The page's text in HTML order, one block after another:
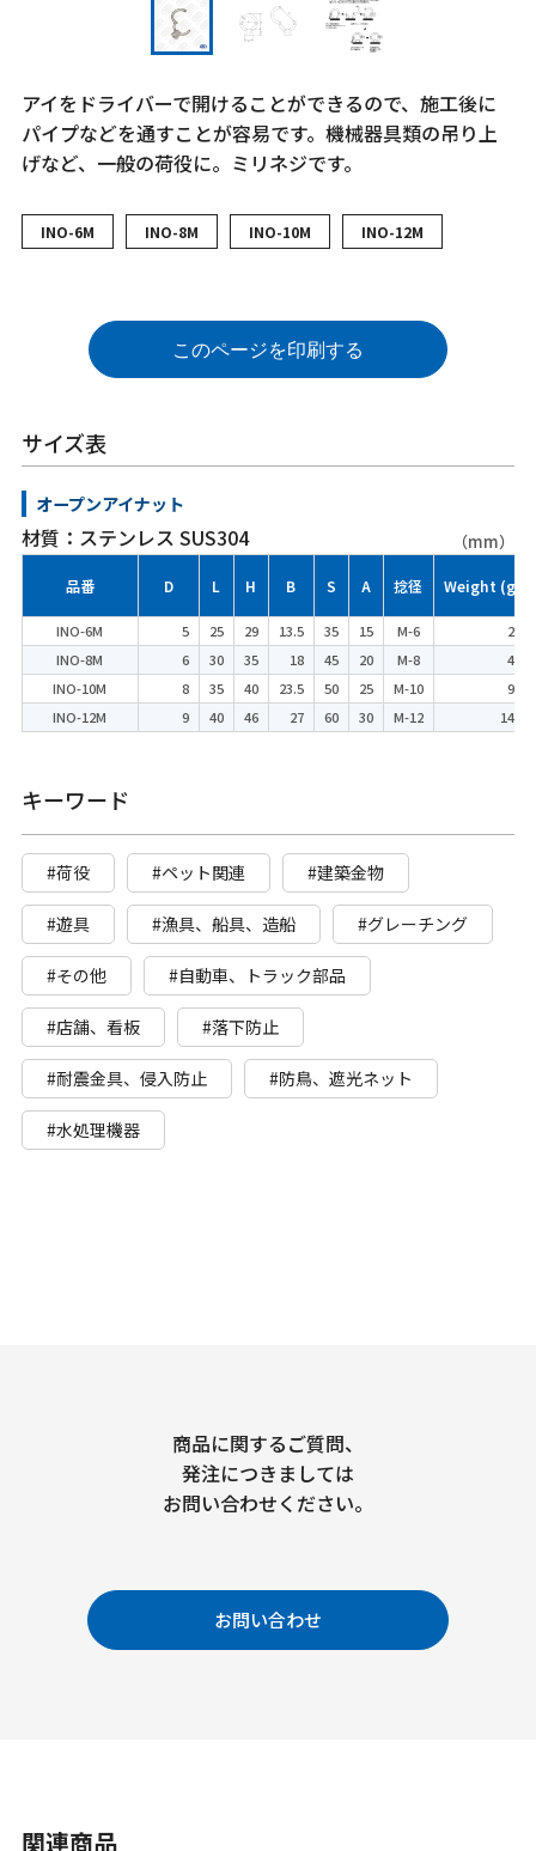
アイをドライバーで開けることができるので、施工後に
パイプなどを通すことが容易です。機械器具類の吊り上
げなど、一般の荷役に。ミリネジです。
INO-6M INO-8M INO-10M INO-12M
このページを印刷する
サイズ表
オープンアイナット
材質：ステンレス SUS304 （mm）
品番 D L H B S A 捻径 Weight (g)
INO-6M 5 25 29 13.5 35 15 M-6
24
INO-8M
6 30 35 18 45 20 M-8
45
INO-10M
8 35 40 23.5 50 25 M-10
92
INO-12M
9 40 46 27 60 30 M-12 145
キーワード
#荷役 #ペット関連 #建築金物
#遊具 #漁具、船具、造船 #グレーチング
#その他 #自動車、トラック部品
#店舗、看板 #落下防止
#耐震金具、侵入防止 #防鳥、遮光ネット
#水処理機器
商品に関するご質問、
発注につきましては
お問い合わせください。
お問い合わせ
関連商品